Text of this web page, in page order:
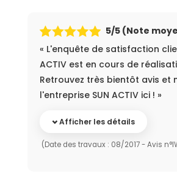
5/5 (Note
« L'enquête de satisfaction
ACTIV est en cours de
Retrouvez très bientôt avis et
l'entreprise SUN ACTIV ici ! »
Afficher les détails
(Date des travaux : 08/2017 - Avis